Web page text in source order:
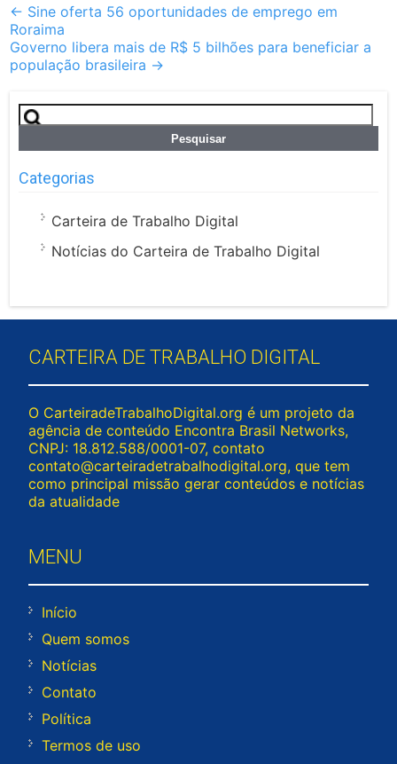
Post
navigation
← Sine oferta 56 oportunidades de emprego em
Roraima
Governo libera mais de R$ 5 bilhões para beneficiar a
população brasileira →
Pesquisar
por:
Categorias
Carteira de Trabalho Digital
Notícias do Carteira de Trabalho Digital
CARTEIRA DE TRABALHO DIGITAL
O CarteiradeTrabalhoDigital.org é um projeto da
agência de conteúdo Encontra Brasil Networks,
CNPJ: 18.812.588/0001-07, contato
contato@carteiradetrabalhodigital.org, que tem
como principal missão gerar conteúdos e notícias
da atualidade
MENU
Início
Quem somos
Notícias
Contato
Política
Termos de uso